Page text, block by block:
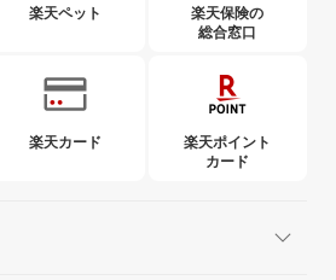
楽天ペット
楽天保険の
総合窓口
楽天カード
楽天ポイント
カード